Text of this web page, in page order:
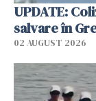
UPDATE:
salvare în
02 AUGUST 2026